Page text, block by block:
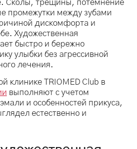
Сколы, трещины, потемнение
промежутки между зубами
дискомфорта и
Художественная
быстро и бережно
улыбки без агрессивной
лечения.
клинике TRIOMED Club в
выполняют с учетом
и особенностей прикуса,
естественно и